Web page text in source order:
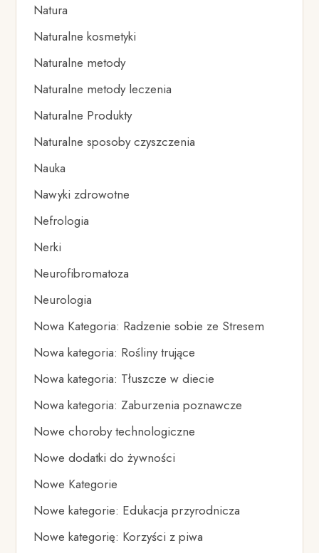
Natura
Naturalne kosmetyki
Naturalne metody
Naturalne metody leczenia
Naturalne Produkty
Naturalne sposoby czyszczenia
Nauka
Nawyki zdrowotne
Nefrologia
Nerki
Neurofibromatoza
Neurologia
Nowa Kategoria: Radzenie sobie ze Stresem
Nowa kategoria: Rośliny trujące
Nowa kategoria: Tłuszcze w diecie
Nowa kategoria: Zaburzenia poznawcze
Nowe choroby technologiczne
Nowe dodatki do żywności
Nowe Kategorie
Nowe kategorie: Edukacja przyrodnicza
Nowe kategorię: Korzyści z piwa